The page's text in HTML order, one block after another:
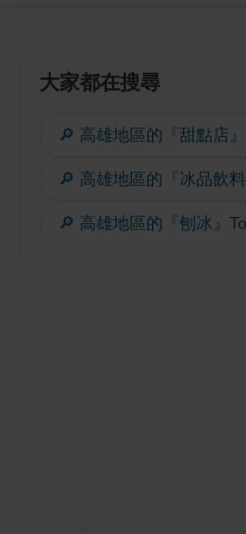
大家都在搜尋
🔎 高雄地區的『甜點店
🔎 高雄地區的『冰品飲
🔎 高雄地區的『刨冰』